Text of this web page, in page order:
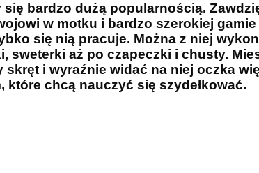
bardzo dużą popularnością.
w motku i bardzo szerokiej
się nią pracuje. Można z niej
sweterki aż po czapeczki i chusty.
skręt i wyraźnie widać na niej oczka
które chcą nauczyć się szydełkować.